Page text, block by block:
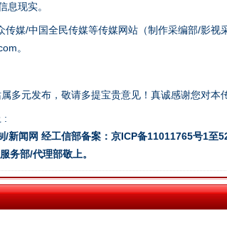
息现实。
媒/中国全民传媒等传媒网站（制作采编部/影视
。
多元发布，敬请多提宝贵意见！真诚感谢您对本
:
/新闻网 经工信部备案：京ICP备11011765号1至
务部/代理部敬上。